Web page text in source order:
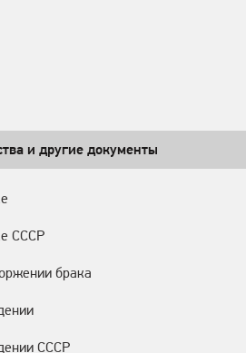
и другие документы
СССР
брака
СССР